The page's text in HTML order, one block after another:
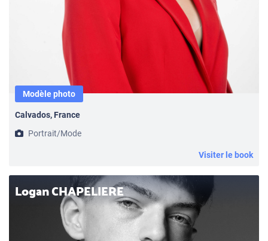
Modèle photo
Calvados, France
Portrait/Mode
Visiter le book
Logan CHAPELIERE